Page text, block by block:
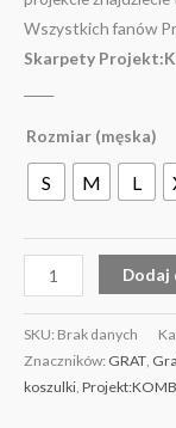
Wszystkich fanów
Skarpety
Rozmiar (męska)
S M L
Dodaj
SKU: Brak danych
Znaczników: GRAT,
koszulki,